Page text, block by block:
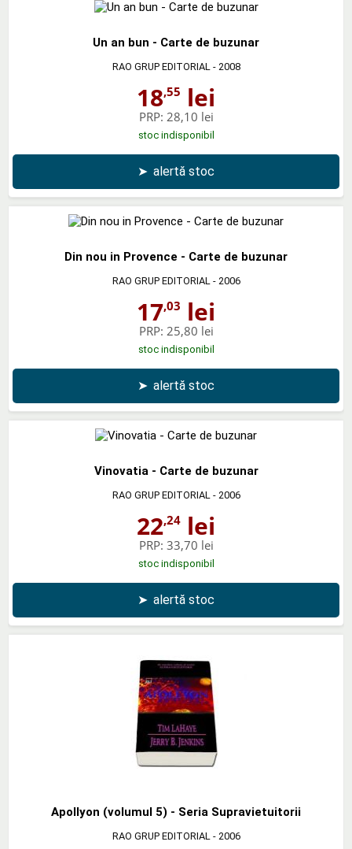
Un an bun - Carte de buzunar
RAO GRUP EDITORIAL - 2008
18,55 lei
PRP: 28,10 lei
stoc indisponibil
➤ alertă stoc
Din nou in Provence - Carte de buzunar
RAO GRUP EDITORIAL - 2006
17,03 lei
PRP: 25,80 lei
stoc indisponibil
➤ alertă stoc
Vinovatia - Carte de buzunar
RAO GRUP EDITORIAL - 2006
22,24 lei
PRP: 33,70 lei
stoc indisponibil
➤ alertă stoc
Apollyon (volumul 5) - Seria Supravietuitorii
RAO GRUP EDITORIAL - 2006